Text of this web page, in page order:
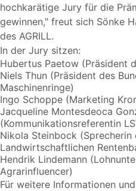
hochkarätige Jury für die
gewinnen, freut sich Sönke
des AGRILL.
In der Jury sitzen:
Hubertus Paetow (Präsident
Niels Thun (Präsident des
Maschinenringe)
Ingo Schoppe (Marketing
Jacqueline Montesdeoca
(Kommunikationsreferentin
Nikola Steinbock (Sprecherin
Landwirtschaftlichen
Hendrik Lindemann
Agrarinfluencer)
Für weitere Informationen